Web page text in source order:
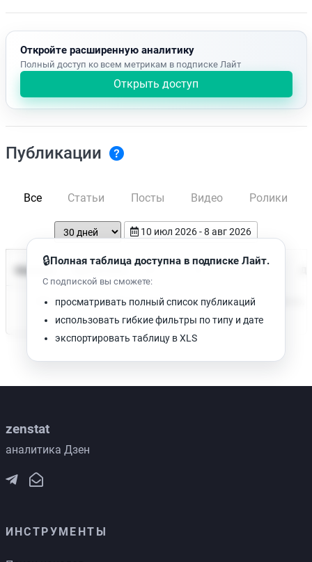
Откройте расширенную аналитику
Полный доступ ко всем метрикам в подписке Лайт
Открыть доступ
Публикации
Все Статьи Посты Видео Ролики
10 июл 2026 - 8 авг 2026
Время чтения
Нет доступных публикаций. Попробуйте изменить фильтр.
🔒Полная таблица доступна в подписке Лайт.
С подпиской вы сможете:
просматривать полный список публикаций
использовать гибкие фильтры по типу и дате
экспортировать таблицу в XLS
zenstat
аналитика Дзен
ИНСТРУМЕНТЫ